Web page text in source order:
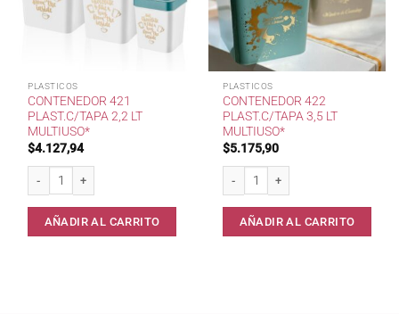
PLASTICOS
CONTENEDOR 421
PLAST.C/TAPA 2,2 LT
MULTIUSO*
$4.127,94
Contenedor 421 Plast.c/Tapa 2,2 lt Multiuso* cantidad
AÑADIR AL CARRITO
PLASTICOS
CONTENEDOR 422
PLAST.C/TAPA 3,5 LT
MULTIUSO*
$5.175,90
Contenedor 422 Plast.c/Tapa 3,5 lt
AÑADIR AL CARRITO